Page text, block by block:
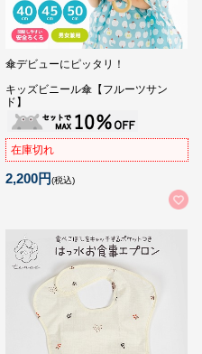
傘デビューにピッタリ！
キッズビニール傘【フルーツサン
ド】
在庫切れ
2,200円(税込)